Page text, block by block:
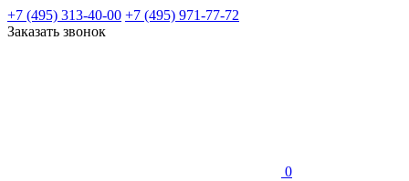
+7 (495) 313-40-00 +7 (495) 971-77-72
Заказать звонок
0